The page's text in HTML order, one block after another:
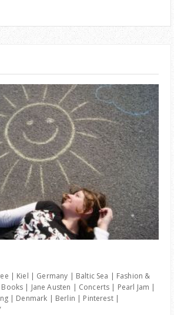
| Kiel | Germany | Baltic Sea | Fashion &
| Jane Austen | Concerts | Pearl Jam |
| Denmark | Berlin | Pinterest |